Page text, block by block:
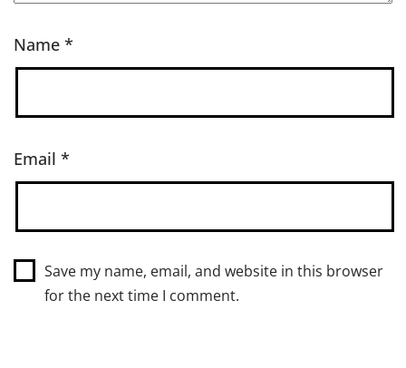
Name *
Email *
Save my name, email, and website in this browser
for the next time I comment.